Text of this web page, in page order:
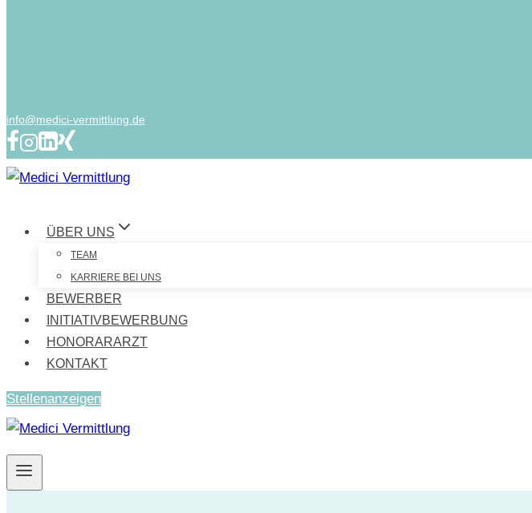
info@medici-vermittlung.de
ÜBER UNS
TEAM
KARRIERE BEI UNS
BEWERBER
INITIATIVBEWERBUNG
HONORARARZT
KONTAKT
Stellenanzeigen